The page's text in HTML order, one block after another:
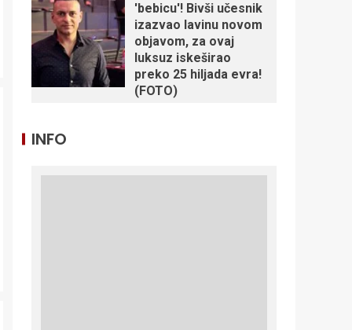
'bebicu'! Bivši učesnik
izazvao lavinu novom
objavom, za ovaj
luksuz iskeširao
preko 25 hiljada evra!
(FOTO)
INFO